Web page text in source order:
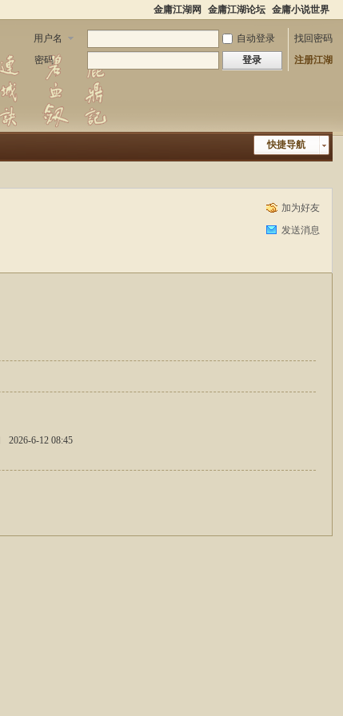
金庸江湖网 金庸江湖论坛 金庸小说世界
用户名 自动登录
找回密码
密码
登录 注册江湖
快捷导航
加为好友
发送消息
2026-6-12 08:45